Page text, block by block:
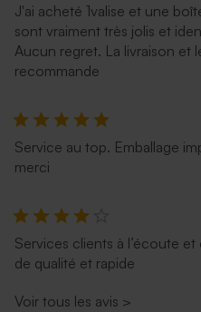
J'ai acheté 1valise et une
sont vraiment très jolis et
Aucun regret. La livraison et
recommande
Service au top. Emballage
merci
Services clients à l’écoute
de qualité et rapide
Voir tous les avis >